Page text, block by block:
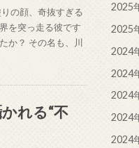
の顔、奇抜すぎる
を突っ走る彼です
か？ その名も、川
れる“不
2025
2025
2024
2024
2024
2024
2024